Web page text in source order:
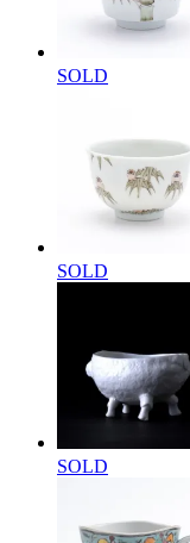
SOLD
SOLD
SOLD